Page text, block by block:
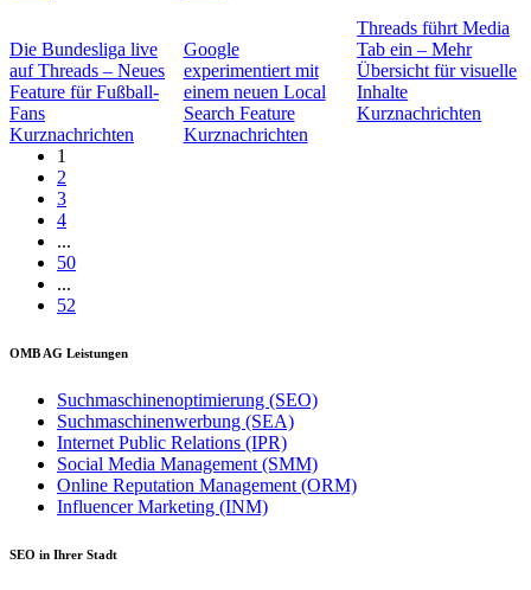
Die Bundesliga live
auf Threads – Neues
Feature für Fußball-
Fans
Kurznachrichten
Google
experimentiert mit
einem neuen Local
Search Feature
Kurznachrichten
Threads führt Media
Tab ein – Mehr
Übersicht für visuelle
Inhalte
Kurznachrichten
1
2
3
4
...
50
...
52
OMB AG Leistungen
Suchmaschinenoptimierung (SEO)
Suchmaschinenwerbung (SEA)
Internet Public Relations (IPR)
Social Media Management (SMM)
Online Reputation Management (ORM)
Influencer Marketing (INM)
SEO in Ihrer Stadt